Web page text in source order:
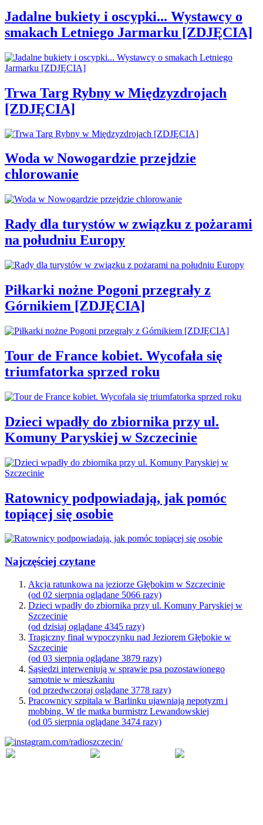
Jadalne bukiety i oscypki... Wystawcy o
smakach Letniego Jarmarku [ZDJĘCIA]
Trwa Targ Rybny w Międzyzdrojach
[ZDJĘCIA]
Woda w Nowogardzie przejdzie
chlorowanie
Rady dla turystów w związku z pożarami
na południu Europy
Piłkarki nożne Pogoni przegrały z
Górnikiem [ZDJĘCIA]
Tour de France kobiet. Wycofała się
triumfatorka sprzed roku
Dzieci wpadły do zbiornika przy ul.
Komuny Paryskiej w Szczecinie
Ratownicy podpowiadają, jak pomóc
topiącej się osobie
Najczęściej czytane
Akcja ratunkowa na jeziorze Głębokim w Szczecinie
(od 02 sierpnia oglądane 5066 razy)
Dzieci wpadły do zbiornika przy ul. Komuny Paryskiej w
Szczecinie
(od dzisiaj oglądane 4345 razy)
Tragiczny finał wypoczynku nad Jeziorem Głębokie w
Szczecinie
(od 03 sierpnia oglądane 3879 razy)
Sąsiedzi interweniują w sprawie psa pozostawionego
samotnie w mieszkaniu
(od przedwczoraj oglądane 3778 razy)
Pracownicy szpitala w Barlinku ujawniają nepotyzm i
mobbing. W tle matka burmistrz Lewandowskiej
(od 05 sierpnia oglądane 3474 razy)